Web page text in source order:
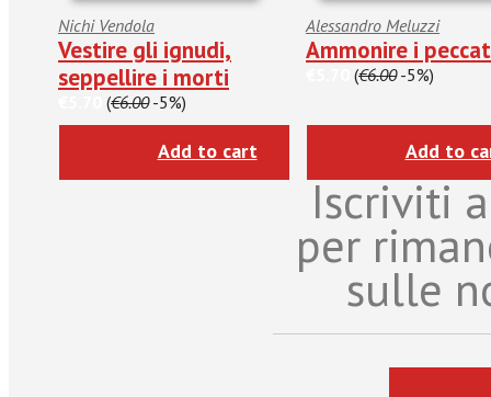
Nichi Vendola
Vestire gli ignudi,
seppellire i morti
(€6.00-5%)
Add to cart
Alessandro Meluzzi
Ammonire i
(€6.00-5%)
Add to
Iscriviti
per
sulle